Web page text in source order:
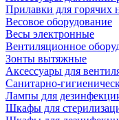
Прилавки для горячих
Весовое оборудование
Весы электронные
Вентиляционное
Зонты вытяжные
Аксессуары для
Санитарно-
Лампы для
Шкафы для